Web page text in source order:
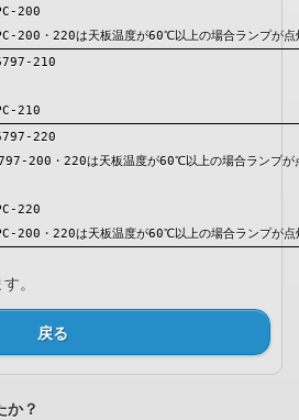
200
・220は天板温度が60℃以上の場合ランプが点
210
210
220
・220は天板温度が60℃以上の場合ランプが
220
・220は天板温度が60℃以上の場合ランプが点
。
戻る
か？